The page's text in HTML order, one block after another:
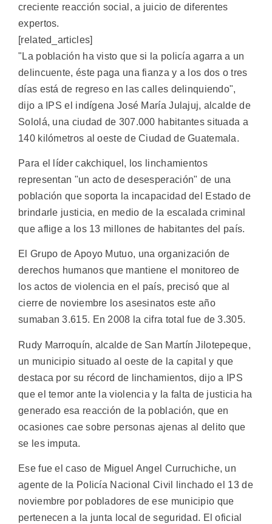
creciente reacción social, a juicio de diferentes
expertos.
[related_articles]
"La población ha visto que si la policía agarra a un
delincuente, éste paga una fianza y a los dos o tres
días está de regreso en las calles delinquiendo",
dijo a IPS el indígena José María Julajuj, alcalde de
Sololá, una ciudad de 307.000 habitantes situada a
140 kilómetros al oeste de Ciudad de Guatemala.
Para el líder cakchiquel, los linchamientos
representan "un acto de desesperación" de una
población que soporta la incapacidad del Estado de
brindarle justicia, en medio de la escalada criminal
que aflige a los 13 millones de habitantes del país.
El Grupo de Apoyo Mutuo, una organización de
derechos humanos que mantiene el monitoreo de
los actos de violencia en el país, precisó que al
cierre de noviembre los asesinatos este año
sumaban 3.615. En 2008 la cifra total fue de 3.305.
Rudy Marroquín, alcalde de San Martín Jilotepeque,
un municipio situado al oeste de la capital y que
destaca por su récord de linchamientos, dijo a IPS
que el temor ante la violencia y la falta de justicia ha
generado esa reacción de la población, que en
ocasiones cae sobre personas ajenas al delito que
se les imputa.
Ese fue el caso de Miguel Angel Curruchiche, un
agente de la Policía Nacional Civil linchado el 13 de
noviembre por pobladores de ese municipio que
pertenecen a la junta local de seguridad. El oficial